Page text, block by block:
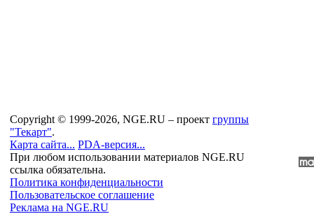
Copyright © 1999-2026, NGE.RU – проект группы
"Текарт".
Карта сайта... PDA-версия...
При любом использовании материалов NGE.RU
ссылка обязательна.
Политика конфиденциальности
Пользовательское соглашение
Реклама на NGE.RU